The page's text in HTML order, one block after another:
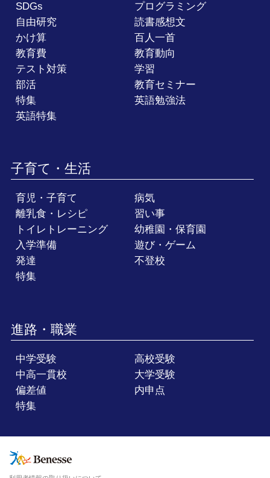
SDGs
プログラミング
自由研究
読書感想文
かけ算
百人一首
教育費
教育動向
テスト対策
学習
部活
教育セミナー
特集
英語勉強法
英語特集
子育て・生活
育児・子育て
病気
離乳食・レシピ
習い事
トイレトレーニング
幼稚園・保育園
入学準備
遊び・ゲーム
発達
不登校
特集
進路・職業
中学受験
高校受験
中高一貫校
大学受験
偏差値
内申点
特集